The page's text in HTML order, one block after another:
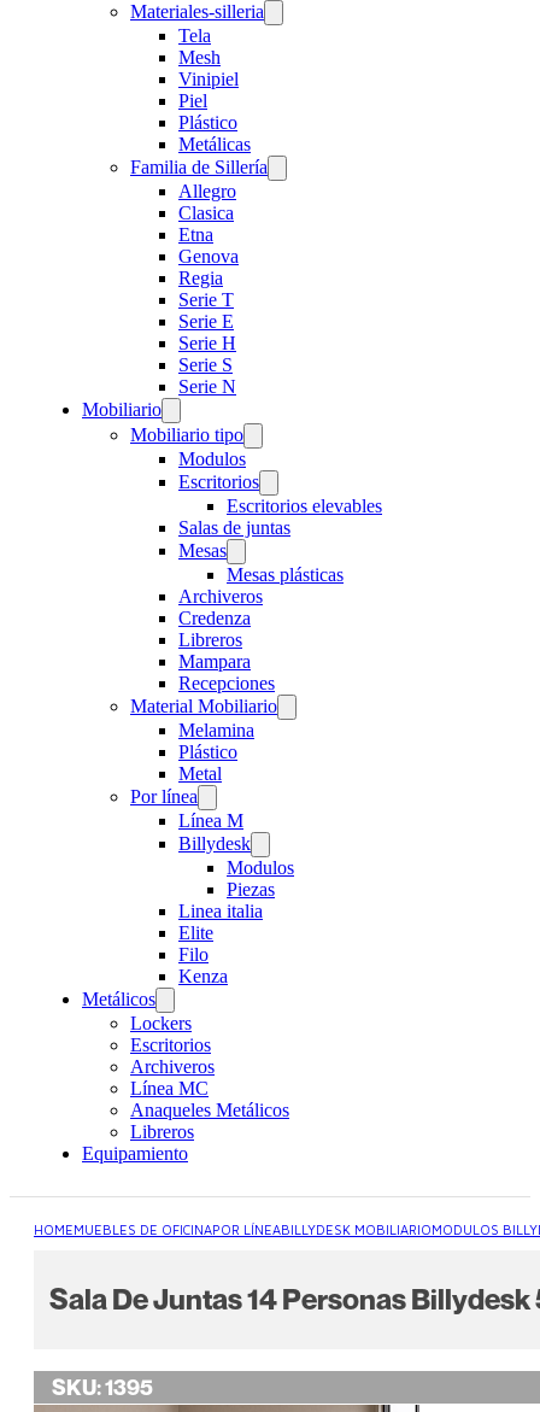
Materiales-silleria
Tela
Mesh
Vinipiel
Piel
Plástico
Metálicas
Familia de Sillería
Allegro
Clasica
Etna
Genova
Regia
Serie T
Serie E
Serie H
Serie S
Serie N
Mobiliario
Mobiliario tipo
Modulos
Escritorios
Escritorios elevables
Salas de juntas
Mesas
Mesas plásticas
Archiveros
Credenza
Libreros
Mampara
Recepciones
Material Mobiliario
Melamina
Plástico
Metal
Por línea
Línea M
Billydesk
Modulos
Piezas
Linea italia
Elite
Filo
Kenza
Metálicos
Lockers
Escritorios
Archiveros
Línea MC
Anaqueles Metálicos
Libreros
Equipamiento
HOMEMUEBLES DE OFICINAPOR LÍNEABILLYDESK MOBILIARIOMODULOS
Sala De Juntas 14 Personas
SKU:1395